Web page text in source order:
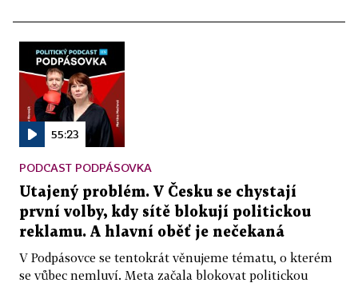
55:23
PODCAST PODPÁSOVKA
Utajený problém. V Česku se chystají
první volby, kdy sítě blokují politickou
reklamu. A hlavní oběť je nečekaná
V Podpásovce se tentokrát věnujeme tématu, o kterém
se vůbec nemluví. Meta začala blokovat politickou